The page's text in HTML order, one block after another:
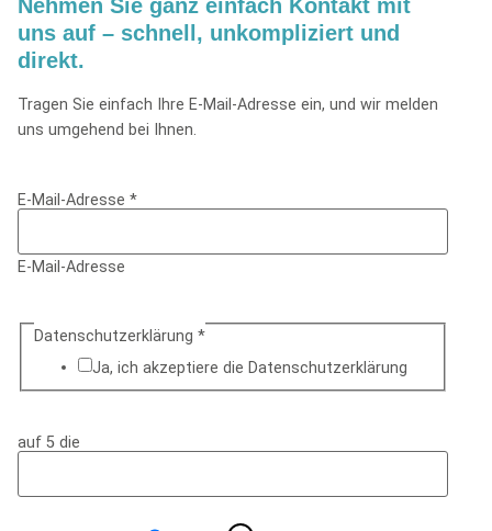
Nehmen Sie ganz einfach Kontakt mit
uns auf – schnell, unkompliziert und
direkt.
Tragen Sie einfach Ihre E-Mail-Adresse ein, und wir melden
uns umgehend bei Ihnen.
E-Mail-Adresse *
E-Mail-Adresse
Datenschutzerklärung *
Ja, ich akzeptiere die Datenschutz­erklärung
auf 5 die